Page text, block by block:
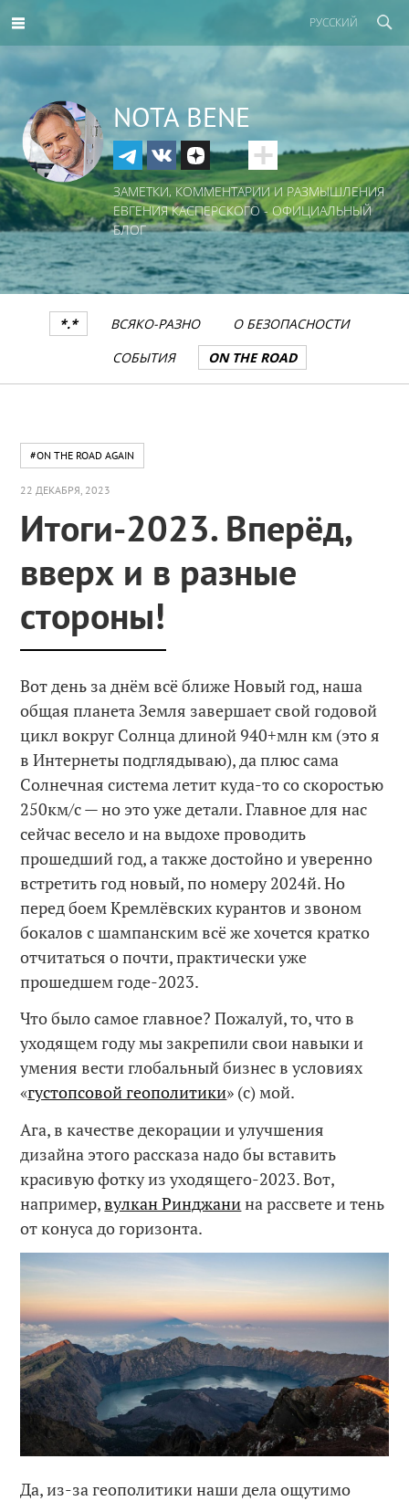
РУССКИЙ
NOTA BENE
ЗАМЕТКИ, КОММЕНТАРИИ И РАЗМЫШЛЕНИЯ
ЕВГЕНИЯ КАСПЕРСКОГО - ОФИЦИАЛЬНЫЙ
БЛОГ
*.* ВСЯКО-РАЗНО
О БЕЗОПАСНОСТИ
СОБЫТИЯ
ON THE ROAD
#ON THE ROAD AGAIN
22 ДЕКАБРЯ, 2023
Итоги-2023. Вперёд,
вверх и в разные
стороны!
Вот день за днём всё ближе Новый год, наша
общая планета Земля завершает свой годовой
цикл вокруг Солнца длиной 940+млн км (это я
в Интернеты подглядываю), да плюс сама
Солнечная система летит куда-то со скоростью
250км/c — но это уже детали. Главное для нас
сейчас весело и на выдохе проводить
прошедший год, а также достойно и уверенно
встретить год новый, по номеру 2024й. Но
перед боем Кремлёвских курантов и звоном
бокалов с шампанским всё же хочется кратко
отчитаться о почти, практически уже
прошедшем годе-2023.
Что было самое главное? Пожалуй, то, что в
уходящем году мы закрепили свои навыки и
умения вести глобальный бизнес в условиях
«густопсовой геополитики» (с) мой.
Ага, в качестве декорации и улучшения
дизайна этого рассказа надо бы вставить
красивую фотку из уходящего-2023. Вот,
например,вулкан Ринджанина рассвете и тень
от конуса до горизонта.
Да, из-за геополитики наши дела ощутимо